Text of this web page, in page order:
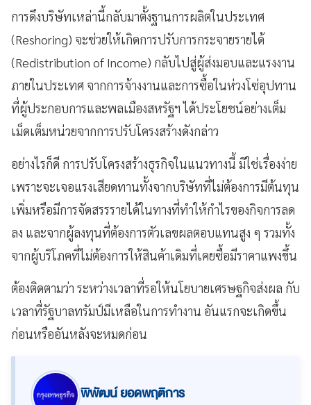
การดึงบริษัทเหล่านี้กลับมาตั้งฐานการผลิตในประเทศ
(Reshoring) จะช่วยให้เกิดการปรับการกระจายรายได้
(Redistribution of Income) กลับไปสู่ผู้ส่งมอบและแรงงาน
ภายในประเทศ จากการจ้างงานและการซื้อในห่วงโซ่อุปทาน
ที่ผู้ประกอบการและพลเมืองสหรัฐฯ ได้ประโยชน์อย่างเต็ม
เม็ดเต็มหน่วยจากการปรับโครงสร้างดังกล่าว
อย่างไรก็ดี การปรับโครงสร้างธุรกิจในแนวทางนี้ มิใช่เรื่องง่าย
เพราะจะเจอแรงเสียดทานทั้งจากบริษัทที่ไม่ต้องการมีต้นทุน
เพิ่มหรือมีการจัดสรรรายได้ในทางที่ทำให้กำไรของกิจการลด
ลง และจากผู้ลงทุนที่ต้องการตัวเลขผลตอบแทนสูง ๆ รวมทั้ง
จากผู้บริโภคที่ไม่ต้องการให้สินค้าเดิมที่เคยซื้อมีราคาแพงขึ้น
ต้องติดตามว่า ระหว่างเวลาที่รอให้นโยบายเศรษฐกิจส่งผล กับ
เวลาที่รัฐบาลทรัมป์มีเหลือในการทำงาน อันแรกจะเกิดขึ้น
ก่อนหรืออันหลังจะหมดก่อน
พิพัฒน์ ยอดพฤติการ